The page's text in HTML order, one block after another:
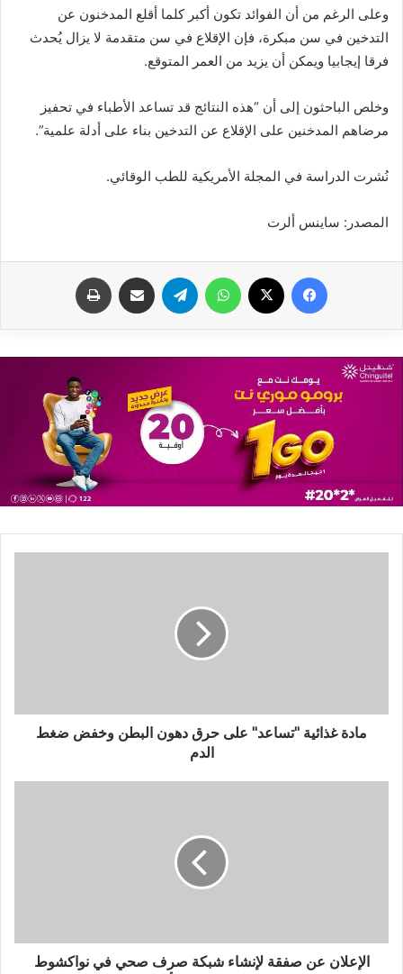
وعلى الرغم من أن الفوائد تكون أكبر كلما أقلع المدخنون عن
التدخين في سن مبكرة، فإن الإقلاع في سن متقدمة لا يزال يُحدث
فرقا إيجابيا ويمكن أن يزيد من العمر المتوقع.
وخلص الباحثون إلى أن “هذه النتائج قد تساعد الأطباء في تحفيز
مرضاهم المدخنين على الإقلاع عن التدخين بناء على أدلة علمية”.
نُشرت الدراسة في المجلة الأمريكية للطب الوقائي.
المصدر: ساينس ألرت
فيسبوك واتساب تيلقرام مشاركة عبر البريد
مادة غذائية "تساعد" على حرق دهون البطن وخفض ضغط
الدم
الإعلان عن صفقة لإنشاء شبكة صرف صحي في نواكشوط